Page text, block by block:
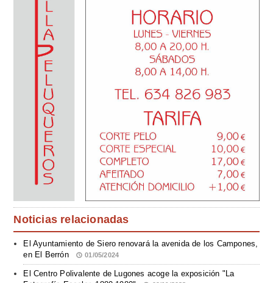
Noticias relacionadas
El Ayuntamiento de Siero renovará la avenida de los Campones,
en El Berrón
01/05/2024
El Centro Polivalente de Lugones acoge la exposición "La